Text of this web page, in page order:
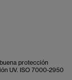
protección
UV. ISO 7000-2950